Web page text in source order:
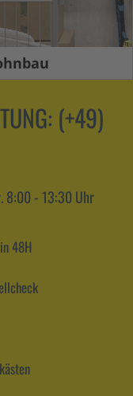
(+49)
8:00 - 13:30 Uhr
48H